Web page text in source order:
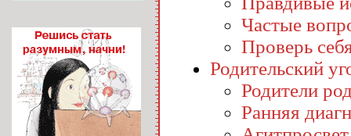
Частые
Проверь
Родительский
Родители
Ранняя